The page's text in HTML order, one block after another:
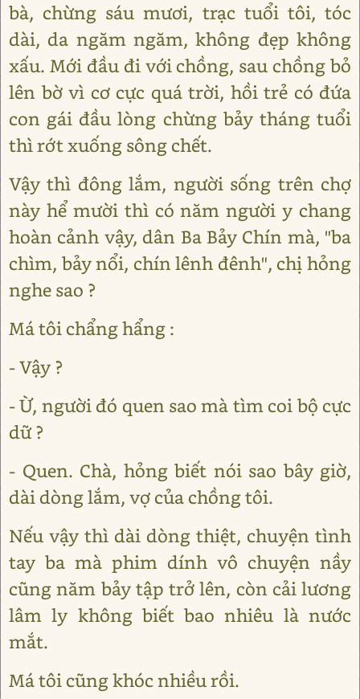
bà, chừng sáu mươi, trạc tuổi tôi, tóc
dài, da ngăm ngăm, không đẹp không
xấu. Mới đầu đi với chồng, sau chồng bỏ
lên bờ vì cơ cực quá trời, hồi trẻ có đứa
con gái đầu lòng chừng bảy tháng tuổi
thì rớt xuống sông chết.
Vậy thì đông lắm, người sống trên chợ
này hể mười thì có năm người y chang
hoàn cảnh vậy, dân Ba Bảy Chín mà, "ba
chìm, bảy nổi, chín lênh đênh", chị hỏng
nghe sao ?
Má tôi chẩng hẩng :
- Vậy ?
- Ừ, người đó quen sao mà tìm coi bộ cực
dữ ?
- Quen. Chà, hỏng biết nói sao bây giờ,
dài dòng lắm, vợ của chồng tôi.
Nếu vậy thì dài dòng thiệt, chuyện tình
tay ba mà phim dính vô chuyện nầy
cũng năm bảy tập trở lên, còn cải lương
lâm ly không biết bao nhiêu là nước
mắt.
Má tôi cũng khóc nhiều rồi.